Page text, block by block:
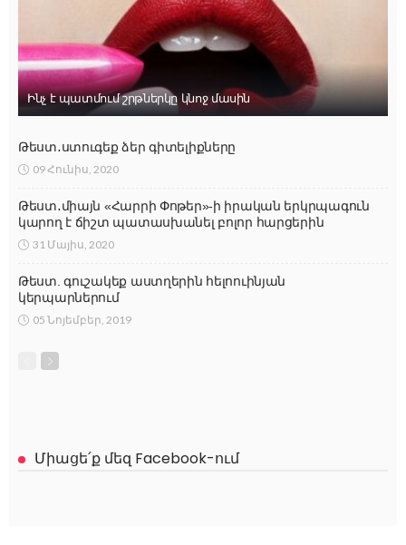
Ինչ է պատմում շրթներկը կնոջ մասին
Թեստ․ստուգեք ձեր գիտելիքները
09 Հունիս, 2020
Թեստ․միայն «Հարրի Փոթեր»-ի իրական երկրպագուն
կարող է ճիշտ պատասխանել բոլոր հարցերին
31 Մայիս, 2020
Թեստ. գուշակեք աստղերին հելոուինյան
կերպարներում
05 Նոյեմբեր, 2019
Միացե՛ք մեզ Facebook-ում